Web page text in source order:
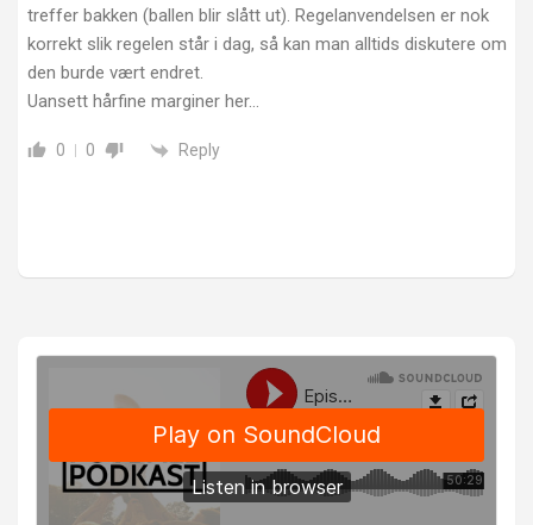
treffer bakken (ballen blir slått ut). Regelanvendelsen er nok
korrekt slik regelen står i dag, så kan man alltids diskutere om
den burde vært endret.
Uansett hårfine marginer her…
0 0 Reply